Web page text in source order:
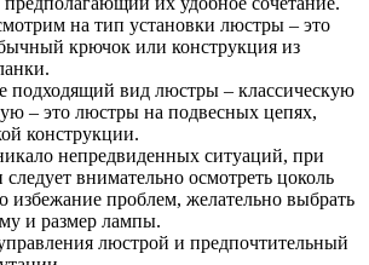
на тип установки люстры – это
крючок или конструкция из
подходящий вид люстры – классическую
– это люстры на подвесных цепях,
конструкции.
непредвиденных ситуаций, при
внимательно осмотреть цоколь
избежание проблем, желательно выбрать
и размер лампы.
люстрой и предпочтительный